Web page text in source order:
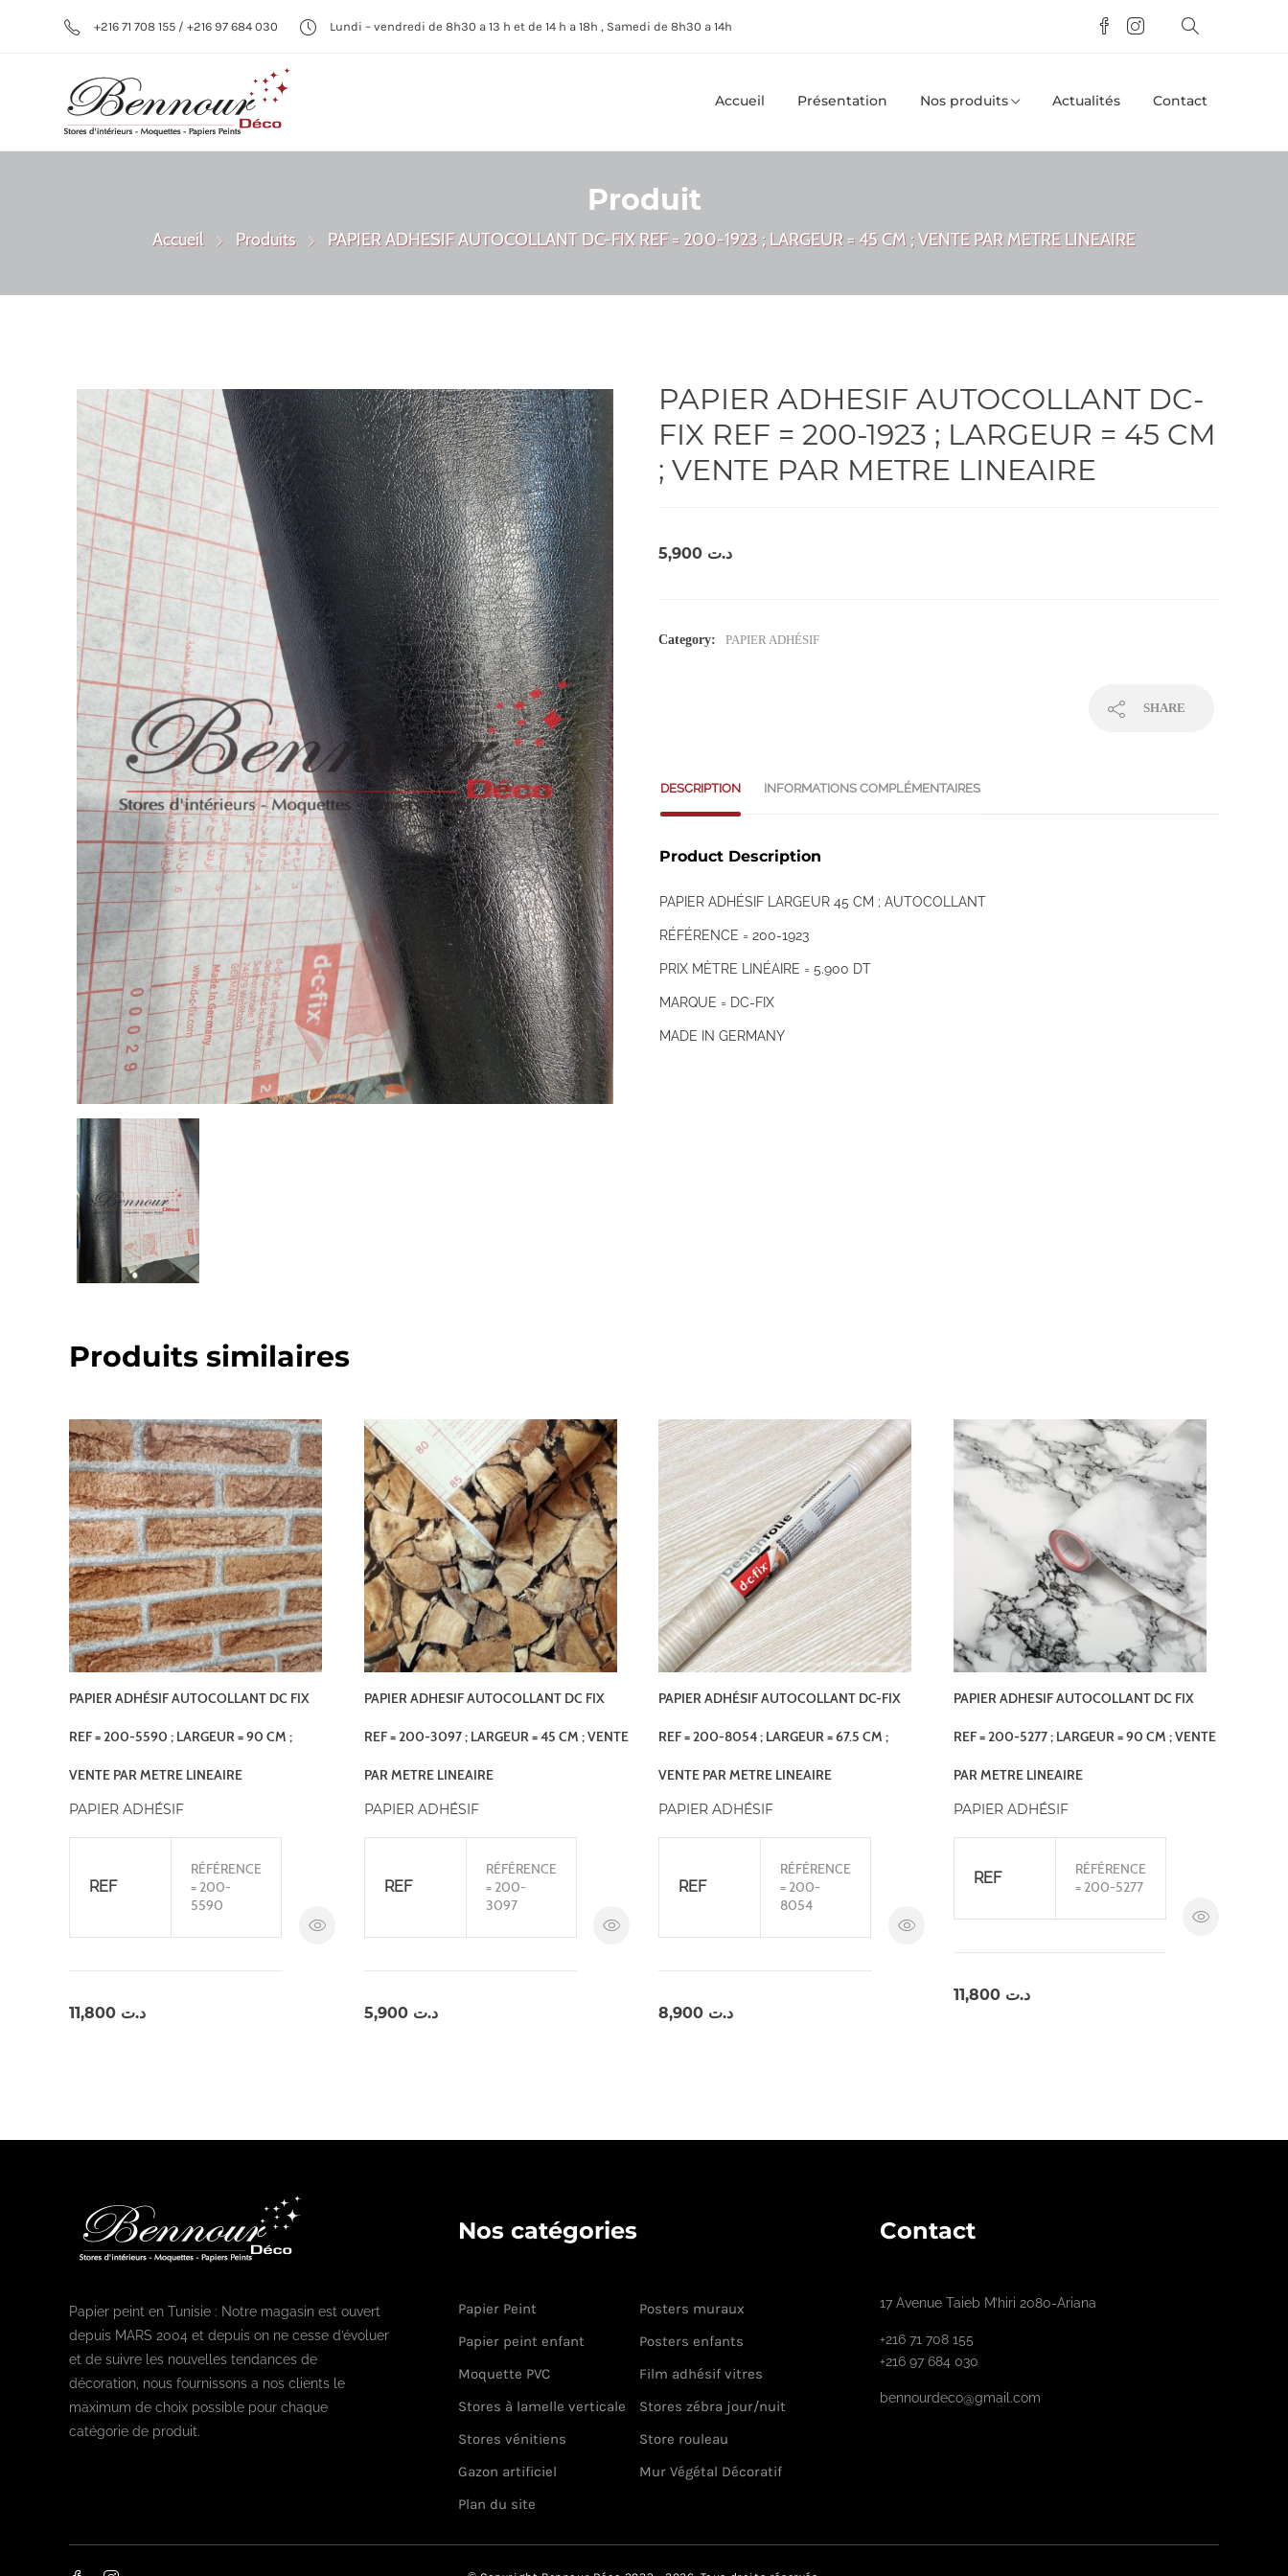
+216 71 708 155 / +216 97 684 030 Lundi – vendredi de 8h30 a 13 h et de 14 h a 18h , Samedi de 8h30 a 14h
Accueil Présentation Nos produits Actualités Contact
Produit
Accueil Produits PAPIER ADHESIF AUTOCOLLANT DC-FIX REF = 200-1923 ; LARGEUR = 45 CM ; VENTE PAR METRE LINEAIRE
PAPIER ADHESIF AUTOCOLLANT DC-
FIX REF = 200-1923 ; LARGEUR = 45 CM
; VENTE PAR METRE LINEAIRE
د.ت
Category: PAPIER ADHÉSIF
SHARE
DESCRIPTION INFORMATIONS COMPLÉMENTAIRES
Product Description
PAPIER ADHÉSIF LARGEUR 45 CM ; AUTOCOLLANT
RÉFÉRENCE = 200-1923
PRIX MÈTRE LINÉAIRE = 5.900 DT
MARQUE = DC-FIX
MADE IN GERMANY
Produits similaires
PAPIER ADHÉSIF AUTOCOLLANT DC FIX
REF = 200-5590 ; LARGEUR = 90 CM ;
VENTE PAR METRE LINEAIRE
PAPIER ADHÉSIF
REF
RÉFÉRENCE
= 200-
5590
د.ت
PAPIER ADHESIF AUTOCOLLANT DC FIX
REF = 200-3097 ; LARGEUR = 45 CM ; VENTE
PAR METRE LINEAIRE
PAPIER ADHÉSIF
REF
RÉFÉRENCE
= 200-
3097
د.ت 5,900
PAPIER ADHÉSIF AUTOCOLLANT DC-FIX
REF = 200-8054 ; LARGEUR = 67.5 CM ;
VENTE PAR METRE LINEAIRE
PAPIER ADHÉSIF
REF
RÉFÉRENCE
= 200-
8054
د.ت
PAPIER ADHESIF AUTOCOLLANT DC FIX
REF = 200-5277 ; LARGEUR = 90 CM ; VENTE
PAR METRE LINEAIRE
PAPIER ADHÉSIF
REF
RÉFÉRENCE
= 200-5277
د.ت 11,800
Papier peint en Tunisie : Notre magasin est ouvert
depuis MARS 2004 et depuis on ne cesse d’évoluer
et de suivre les nouvelles tendances de
décoration, nous fournissons a nos clients le
maximum de choix possible pour chaque
catégorie de produit.
Nos catégories
Papier Peint
Posters muraux
Papier peint enfant
Posters enfants
Moquette PVC
Film adhésif vitres
Stores à lamelle verticale
Stores zébra jour/nuit
Stores vénitiens
Store rouleau
Gazon artificiel
Mur Végétal Décoratif
Plan du site
Contact
17 Avenue Taieb M’hiri 2080-Ariana
+216 71 708 155
+216 97 684 030
bennourdeco@gmail.com